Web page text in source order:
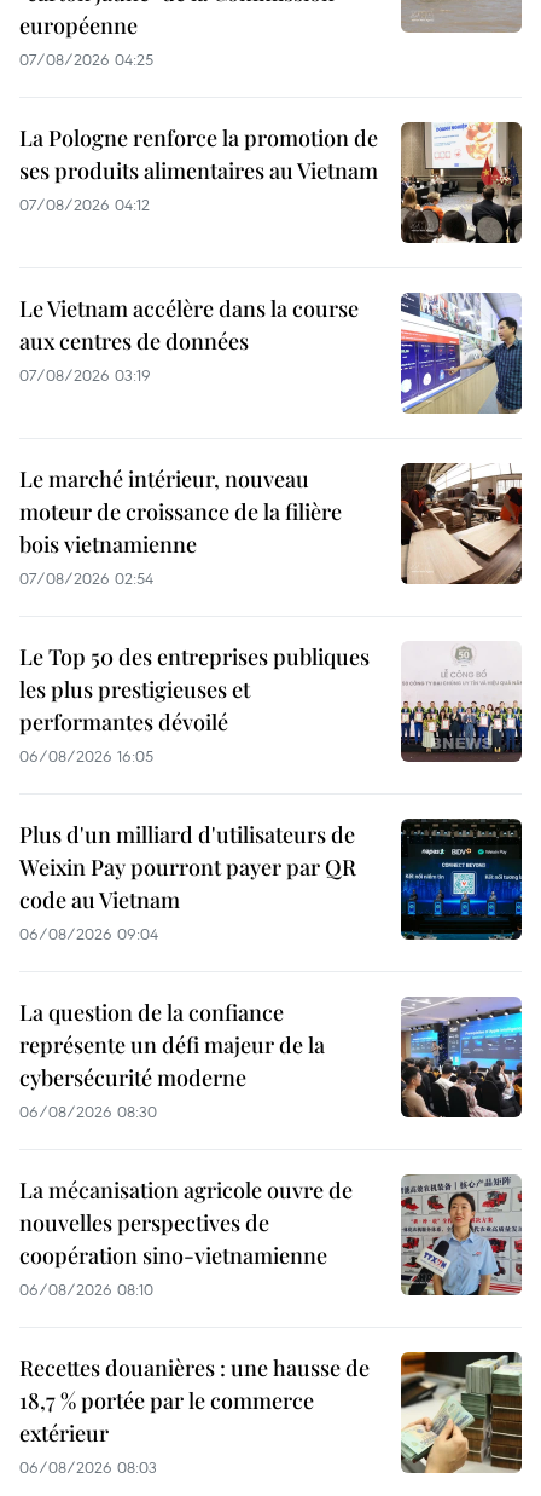
européenne
07/08/2026 04:25
La Pologne renforce la promotion de
ses produits alimentaires au Vietnam
07/08/2026 04:12
Le Vietnam accélère dans la course
aux centres de données
07/08/2026 03:19
Le marché intérieur, nouveau
moteur de croissance de la filière
bois vietnamienne
07/08/2026 02:54
Le Top 50 des entreprises publiques
les plus prestigieuses et
performantes dévoilé
06/08/2026 16:05
Plus d'un milliard d'utilisateurs de
Weixin Pay pourront payer par QR
code au Vietnam
06/08/2026 09:04
La question de la confiance
représente un défi majeur de la
cybersécurité moderne
06/08/2026 08:30
La mécanisation agricole ouvre de
nouvelles perspectives de
coopération sino-vietnamienne
06/08/2026 08:10
Recettes douanières : une hausse de
18,7 % portée par le commerce
extérieur
06/08/2026 08:03